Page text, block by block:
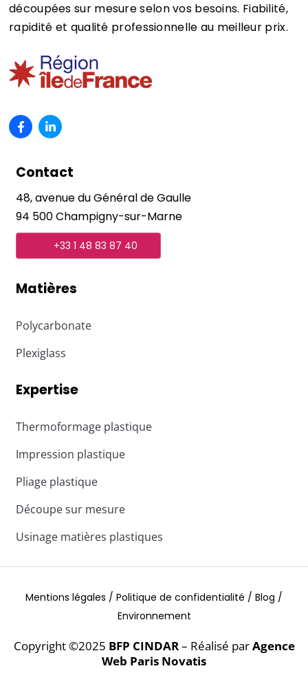
découpées sur mesure selon vos besoins. Fiabilité,
rapidité et qualité professionnelle au meilleur prix.
Contact
48, avenue du Général de Gaulle
94 500 Champigny-sur-Marne
+33 1 48 83 87 40
Matières
Polycarbonate
Plexiglass
Expertise
Thermoformage plastique
Impression plastique
Pliage plastique
Découpe sur mesure
Usinage matières plastiques
Copyright ©2025 BFP CINDAR– Réalisé parAgence
Web Paris Novatis
Mentions légales / Politique de confidentialité / Blog /
Environnement